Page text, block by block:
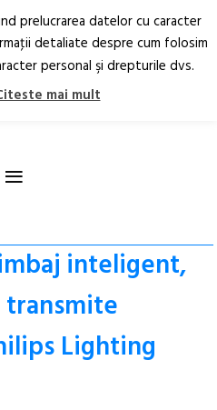
RO EN
≡
inteligent,
transmite
Lighting
prelucrarea datelor cu caracter
detaliate despre cum folosim
personal şi drepturile dvs.
mai mult